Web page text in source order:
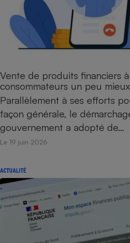
Vente de produits financiers
consommateurs un peu
Parallèlement à ses efforts
façon générale, le
gouvernement a adopté de…
Le 19 juin 2026
ACTUALITÉ